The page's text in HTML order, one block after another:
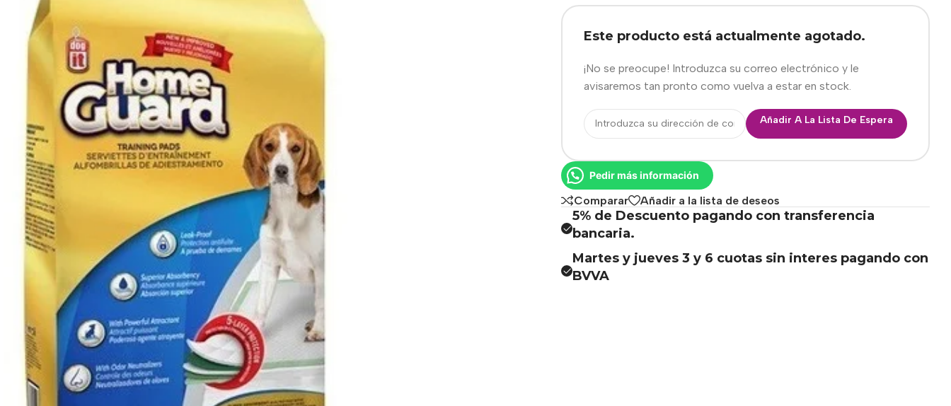
Este producto está actualmente agotado.
¡No se preocupe! Introduzca su correo electrónico y le
avisaremos tan pronto como vuelva a estar en stock.
Añadir A La Lista De Espera
Pedir más información
Comparar Añadir a la lista de deseos
5% de Descuento pagando con transferencia
bancaria.
Martes y jueves 3 y 6 cuotas sin interes pagando con
BVVA